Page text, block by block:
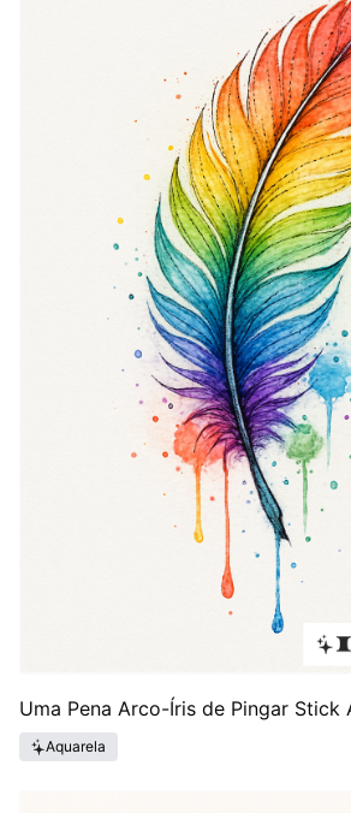
Uma Pena Arco-Íris de Pingar Stick
Aquarela